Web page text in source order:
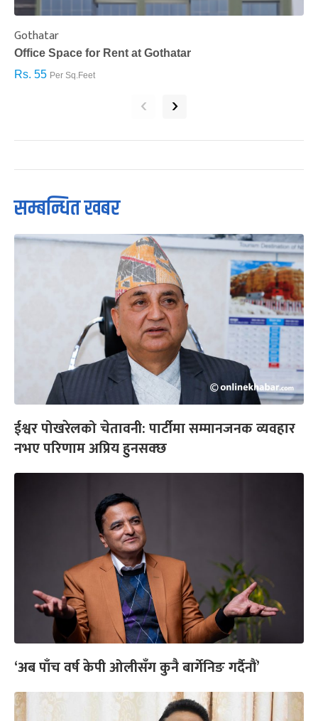
Gothatar
Office Space for Rent at Gothatar
Rs. 55 Per Sq.Feet
‹ ›
सम्बन्धित खबर
ईश्वर पोखरेलको चेतावनी: पार्टीमा सम्मानजनक व्यवहार
नभए परिणाम अप्रिय हुनसक्छ
‘अब पाँच वर्ष केपी ओलीसँग कुनै बार्गेनिङ गर्दैनौं’